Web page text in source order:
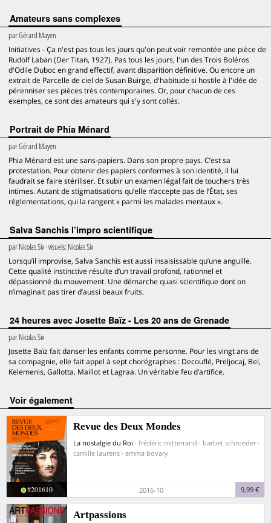
Amateurs sans complexes
parGérard Mayen
Initiatives - Ça n'est pas tous les jours qu'on peut voir remontée une pièce de
Rudolf Laban (Der Titan, 1927). Pas tous les jours, l'un des Trois Boléros
d'Odile Duboc en grand effectif, avant disparition définitive. Ou encore un
extrait de Parcelle de ciel de Susan Buirge, d'habitude si hostile à l'idée de
pérenniser ses pièces très contemporaines. Or, pour chacun de ces
exemples, ce sont des amateurs qui s'y sont collés.
Portrait de Phia Ménard
parGérard Mayen
Phia Ménard est une sans-papiers. Dans son propre pays. C’est sa
protestation. Pour obtenir des papiers conformes à son identité, il lui
faudrait se faire stériliser. Et subir un examen légal fait de touchers très
intimes. Autant de stigmatisations qu’elle n’accepte pas de l’État, ses
réglementations, qui la rangent « parmi les malades mentaux ».
Salva Sanchis l’impro scientifique
parNicolas Six· visuels: Nicolas Six
Lorsqu’il improvise, Salva Sanchis est aussi insaisissable qu’une anguille.
Cette qualité instinctive résulte d’un travail profond, rationnel et
dépassionné du mouvement. Une démarche quasi scientifique dont on
n’imaginait pas tirer d’aussi beaux fruits.
24 heures avec Josette Baïz - Les 20 ans de Grenade
parNicolas Six
Josette Baïz fait danser les enfants comme personne. Pour les vingt ans de
sa compagnie, elle fait appel à sept chorégraphes : Decouflé, Preljocaj, Bel,
Kelemenis, Gallotta, Maillot et Lagraa. Un véritable feu d’artifice.
voir également
Revue des Deux Mondes
La nostalgie du Roi · frédéric mitterrand · barbet schroeder ·
camille laurens · emma bovary
#201610 2016-10 9,99 €
Artpassions